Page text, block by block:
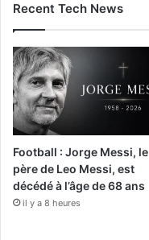
Recent Tech News
Football : Jorge Messi, le
père de Leo Messi, est
décédé à l’âge de 68 ans
il y a 8 heures